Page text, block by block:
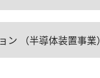
ン （半導体装置事業）